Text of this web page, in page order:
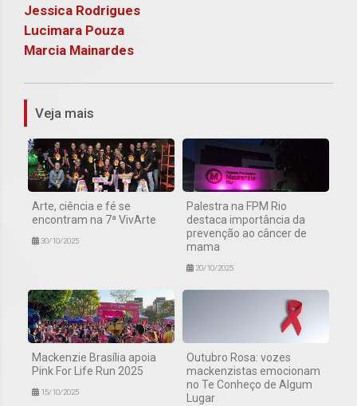
Jessica Rodrigues
Lucimara Pouza
Marcia Mainardes
Veja mais
Arte, ciência e fé se
encontram na 7ª VivArte
30/10/2025
Palestra na FPM Rio
destaca importância da
prevenção ao câncer de
mama
20/10/2025
Mackenzie Brasília apoia
Pink For Life Run 2025
15/10/2025
Outubro Rosa: vozes
mackenzistas emocionam
no Te Conheço de Algum
Lugar